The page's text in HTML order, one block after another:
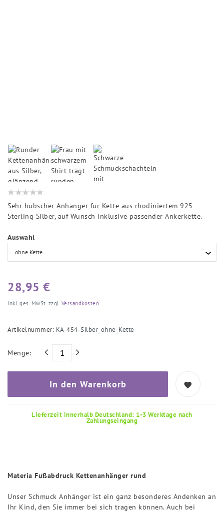
Sehr hübscher Anhänger für Kette aus rhodiniertem 925
Sterling Silber, auf Wunsch inklusive passender Ankerkette.
Auswahl
28,95 €
inkl. ges. MwSt. zzgl.Versandkosten
Artikelnummer: KA-454-Silber_ohne_Kette
Menge:
In den Warenkorb
Lieferzeit innerhalb Deutschland: 1-3 Werktage nach
Zahlungseingang
Materia Fußabdruck Kettenanhänger rund
Unser Schmuck Anhänger ist ein ganz besonderes Andenken an
Ihr Kind, den Sie immer bei sich tragen können. Auch bei